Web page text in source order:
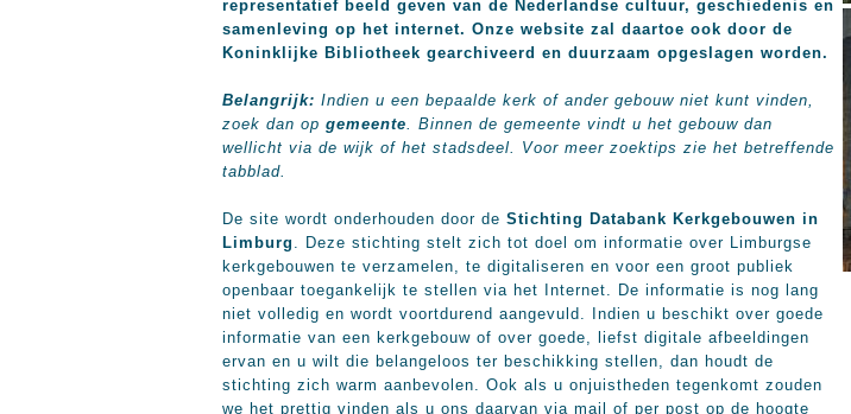
representatief beeld geven van de Nederlandse cultuur, geschiedenis en
samenleving op het internet. Onze website zal daartoe ook door de
Koninklijke Bibliotheek gearchiveerd en duurzaam opgeslagen worden.
Belangrijk: Indien u een bepaalde kerk of ander gebouw niet kunt vinden,
zoek dan op gemeente. Binnen de gemeente vindt u het gebouw dan
wellicht via de wijk of het stadsdeel. Voor meer zoektips zie het betreffende
tabblad.
De site wordt onderhouden door de Stichting Databank Kerkgebouwen in
Limburg . Deze stichting stelt zich tot doel om informatie over Limburgse
kerkgebouwen te verzamelen, te digitaliseren en voor een groot publiek
openbaar toegankelijk te stellen via het Internet. De informatie is nog lang
niet volledig en wordt voortdurend aangevuld. Indien u beschikt over goede
informatie van een kerkgebouw of over goede, liefst digitale afbeeldingen
ervan en u wilt die belangeloos ter beschikking stellen, dan houdt de
stichting zich warm aanbevolen. Ook als u onjuistheden tegenkomt zouden
we het prettig vinden als u ons daarvan via mail of per post op de hoogte